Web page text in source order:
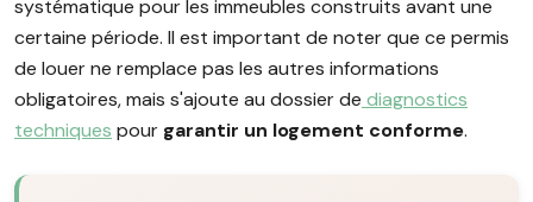
systématique pour les immeubles construits avant une
certaine période. Il est important de noter que ce permis
de louer ne remplace pas les autres informations
obligatoires, mais s'ajoute au dossier de diagnostics
techniques pour garantir un logement conforme.